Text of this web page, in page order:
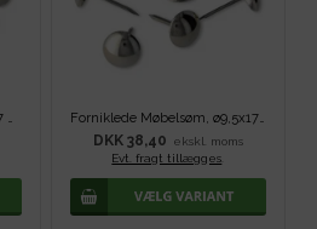
Forniklede Møbelsøm, ø7x17 mm - 100 stk Forniklede Møbelsøm, ø9,5x17 mm - 100 stk
DKK 38,40
ekskl. moms
Evt. fragt tillægges